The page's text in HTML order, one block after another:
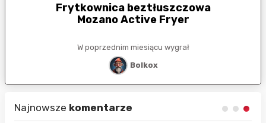
Frytkownica beztłuszczowa
Mozano Active Fryer
W poprzednim miesiącu wygrał
Bolkox
Najnowsze komentarze